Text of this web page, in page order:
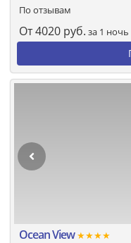
По отзывам
От4020 руб. за 1 ночь
Ocean View★★★★